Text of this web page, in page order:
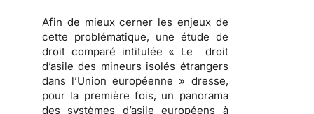
Afin de mieux cerner les enjeux de
cette problématique, une étude de
droit comparé intitulée « Le droit
d’asile des mineurs isolés étrangers
dans l’Union européenne » dresse,
pour la première fois, un panorama
des systèmes d’asile européens à